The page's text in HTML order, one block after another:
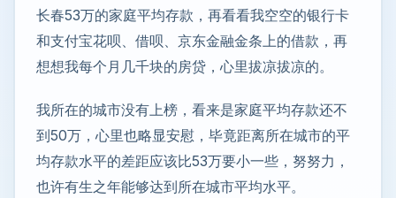
长春53万的家庭平均存款，再看看我空空的银行卡
和支付宝花呗、借呗、京东金融金条上的借款，再
想想我每个月几千块的房贷，心里拔凉拔凉的。
我所在的城市没有上榜，看来是家庭平均存款还不
到50万，心里也略显安慰，毕竟距离所在城市的平
均存款水平的差距应该比53万要小一些，努努力，
也许有生之年能够达到所在城市平均水平。